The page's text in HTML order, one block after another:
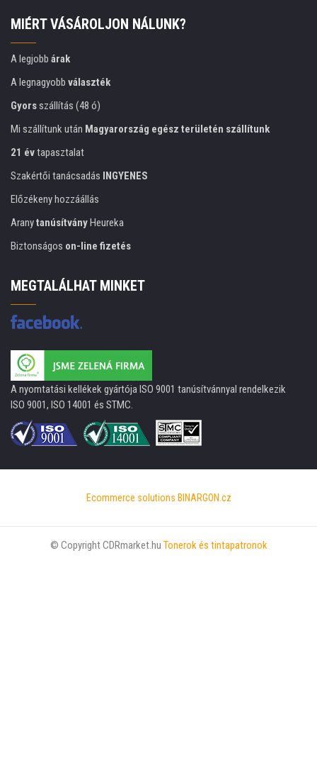
MIÉRT VÁSÁROLJON NÁLUNK?
A legjobb árak
A legnagyobb választék
Gyorsszállítás (48 ó)
Mi szállítunk után Magyarország egész területén szállítunk
21 évtapasztalat
Szakértői tanácsadás
INGYENES
Előzékeny hozzáállás
Aranytanúsítvány Heureka
Biztonságos on-line fizetés
MEGTALÁLHAT MINKET
A nyomtatási kellékek gyártója ISO 9001 tanúsítvánnyal rendelkezik
ISO 9001, ISO 14001 és STMC.
Ecommerce solutions BINARGON.cz
© Copyright CDRmarket.hu Tonerok és tintapatronok